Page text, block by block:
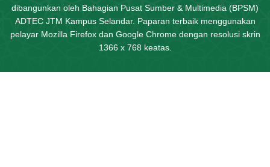
dibangunkan oleh Bahagian Pusat Sumber & Multimedia (BPSM)
ADTEC JTM Kampus Selandar. Paparan terbaik menggunakan
pelayar Mozilla Firefox dan Google Chrome dengan resolusi skrin
1366 x 768 keatas.